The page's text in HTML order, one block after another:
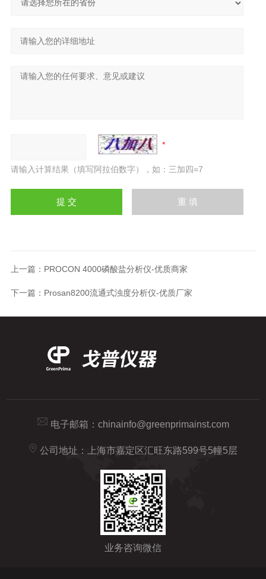
请输入计算结果（填写阿拉伯数字），如：三加四=7
上一篇： PROCON 4000磷酸盐分析仪-优质商家
下一篇： Prosan8200流通式浊度分析仪-优质厂家
电子邮箱： chinainfo@greenprimainst.com
公司地址：上海市嘉定区汇旺东路599号5幢5层
业务咨询微信